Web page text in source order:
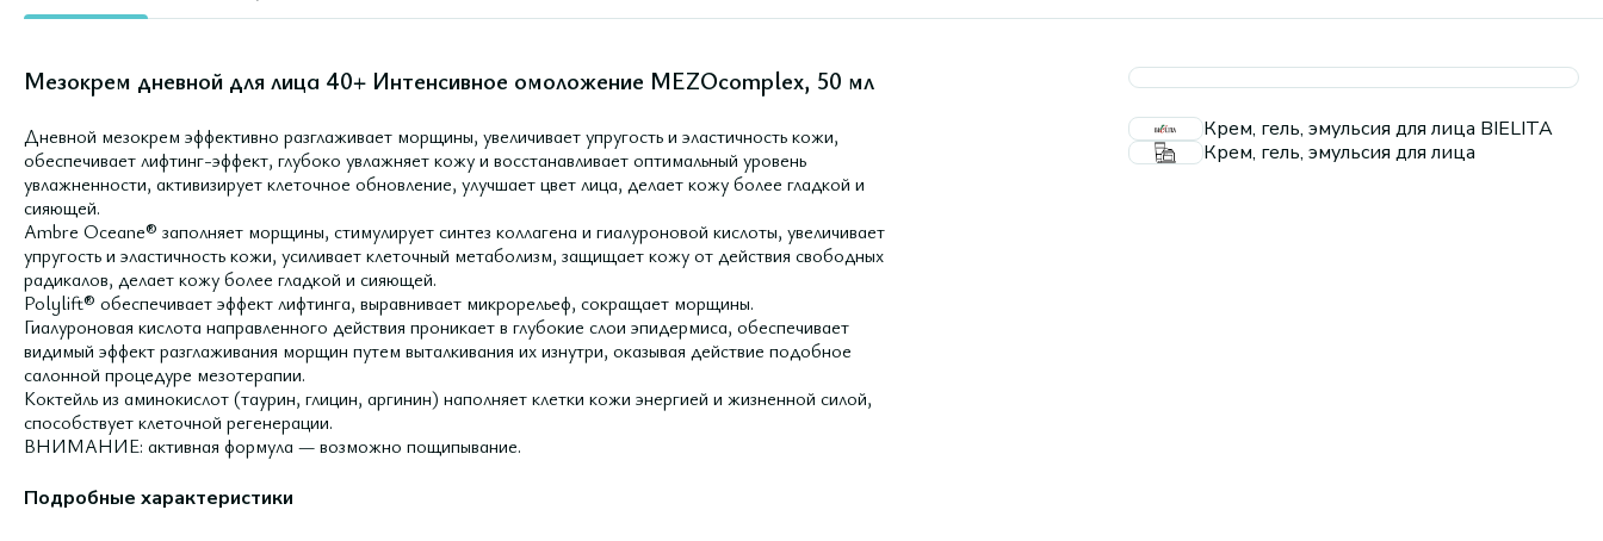
Мезокрем дневной для лица 40+ Интенсивное омоложение MEZOcomplex, 50 мл
Дневной мезокрем эффективно разглаживает морщины, увеличивает упругость и эластичность кожи,
обеспечивает лифтинг-эффект, глубоко увлажняет кожу и восстанавливает оптимальный уровень
увлажненности, активизирует клеточное обновление, улучшает цвет лица, делает кожу более гладкой и
сияющей.
Ambre Oceane® заполняет морщины, стимулирует синтез коллагена и гиалуроновой кислоты, увеличивает
упругость и эластичность кожи, усиливает клеточный метаболизм, защищает кожу от действия свободных
радикалов, делает кожу более гладкой и сияющей.
Polylift® обеспечивает эффект лифтинга, выравнивает микрорельеф, сокращает морщины.
Гиалуроновая кислота направленного действия проникает в глубокие слои эпидермиса, обеспечивает
видимый эффект разглаживания морщин путем выталкивания их изнутри, оказывая действие подобное
салонной процедуре мезотерапии.
Коктейль из аминокислот (таурин, глицин, аргинин) наполняет клетки кожи энергией и жизненной силой,
способствует клеточной регенерации.
ВНИМАНИЕ: активная формула — возможно пощипывание.
Подробные характеристики
Крем, гель, эмульсия для лица BIELITA
Крем, гель, эмульсия для лица